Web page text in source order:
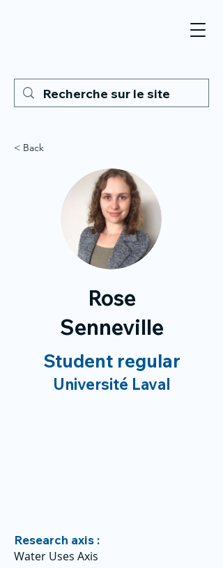
< Back
Rose
Senneville
Student regular
Université Laval
Research axis :
Water Uses Axis